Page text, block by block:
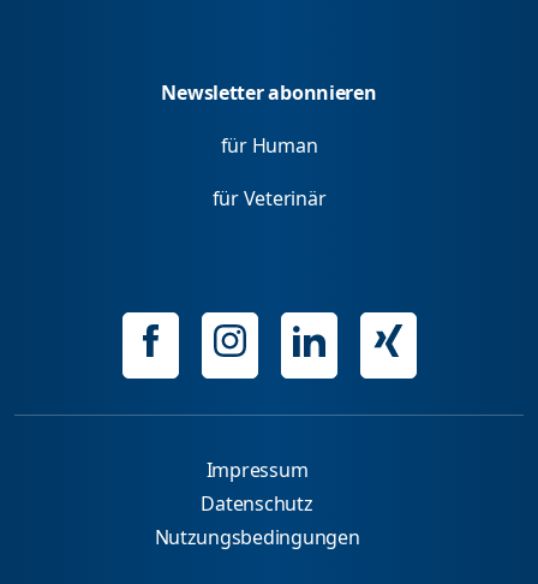
Newsletter abonnieren
für Human
für Veterinär
Impressum
Datenschutz
Nutzungsbedingungen